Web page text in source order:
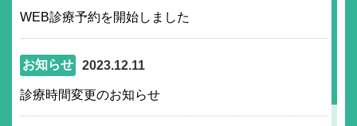
WEB診療予約を開始しました
お知らせ 2023.12.11
診療時間変更のお知らせ